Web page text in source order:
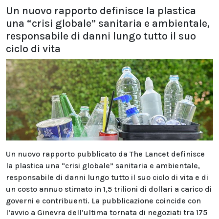
Un nuovo rapporto definisce la plastica
una “crisi globale” sanitaria e ambientale,
responsabile di danni lungo tutto il suo
ciclo di vita
Un nuovo rapporto pubblicato da The Lancet definisce
la plastica una “crisi globale” sanitaria e ambientale,
responsabile di danni lungo tutto il suo ciclo di vita e di
un costo annuo stimato in 1,5 trilioni di dollari a carico di
governi e contribuenti. La pubblicazione coincide con
l’avvio a Ginevra dell’ultima tornata di negoziati tra 175